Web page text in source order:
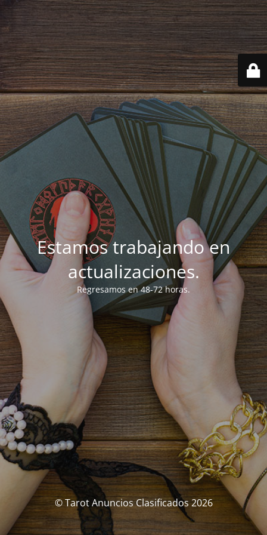
Estamos trabajando en
actualizaciones.
Regresamos en 48-72 horas.
© Tarot Anuncios Clasificados 2026